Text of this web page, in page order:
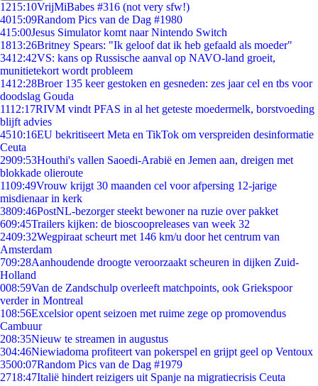
1215:10VrijMiBabes #316 (not very sfw!)
4015:09Random Pics van de Dag #1980
415:00Jesus Simulator komt naar Nintendo Switch
1813:26Britney Spears: "Ik geloof dat ik heb gefaald als moeder"
3412:42VS: kans op Russische aanval op NAVO-land groeit,
munitietekort wordt probleem
1412:28Broer 135 keer gestoken en gesneden: zes jaar cel en tbs voor
doodslag Gouda
1112:17RIVM vindt PFAS in al het geteste moedermelk, borstvoeding
blijft advies
4510:16EU bekritiseert Meta en TikTok om verspreiden desinformatie
Ceuta
2909:53Houthi's vallen Saoedi-Arabië en Jemen aan, dreigen met
blokkade olieroute
1109:49Vrouw krijgt 30 maanden cel voor afpersing 12-jarige
misdienaar in kerk
3809:46PostNL-bezorger steekt bewoner na ruzie over pakket
609:45Trailers kijken: de bioscoopreleases van week 32
2409:32Wegpiraat scheurt met 146 km/u door het centrum van
Amsterdam
709:28Aanhoudende droogte veroorzaakt scheuren in dijken Zuid-
Holland
008:59Van de Zandschulp overleeft matchpoints, ook Griekspoor
verder in Montreal
108:56Excelsior opent seizoen met ruime zege op promovendus
Cambuur
208:35Nieuw te streamen in augustus
304:46Niewiadoma profiteert van pokerspel en grijpt geel op Ventoux
3500:07Random Pics van de Dag #1979
2718:47Italië hindert reizigers uit Spanje na migratiecrisis Ceuta